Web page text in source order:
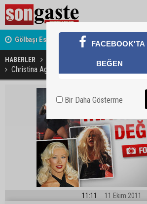
Gölbaşı Esnafının Sesi Ankara Kalkınma
HABERLER
Christina Aguilera büyük hayal kırıklığı yaşattı
11:11 11 Ekim 2011
FACEBOOK'TA
BEĞEN
Bir Daha Gösterme